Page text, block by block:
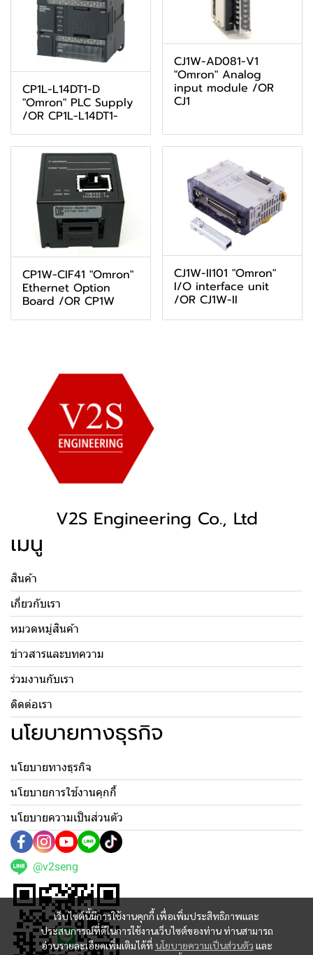
CP1L-L14DT1-D
"Omron" PLC Supply
/OR CP1L-L14DT1-
CJ1W-AD081-V1
"Omron" Analog
input module /OR
CJ1
CP1W-CIF41 "Omron"
Ethernet Option
Board /OR CP1W
CJ1W-II101 "Omron"
I/O interface unit
/OR CJ1W-II
เว็บไซต์นี้มีการใช้งานคุกกี้ เพื่อเพิ่มประสิทธิภาพและ
ประสบการณ์ที่ดีในการใช้งานเว็บไซต์ของท่าน ท่านสามารถ
อ่านรายละเอียดเพิ่มเติมได้ที่ นโยบายความเป็นส่วนตัว และ
V2S Engineering Co., Ltd
เมนู
สินค้า
เกี่ยวกับเรา
หมวดหมู่สินค้า
ข่าวสารและบทความ
ร่วมงานกับเรา
ติดต่อเรา
นโยบายทางธุรกิจ
นโยบายทางธุรกิจ
นโยบายการใช้งานคุกกี้
นโยบายความเป็นส่วนตัว
@v2seng